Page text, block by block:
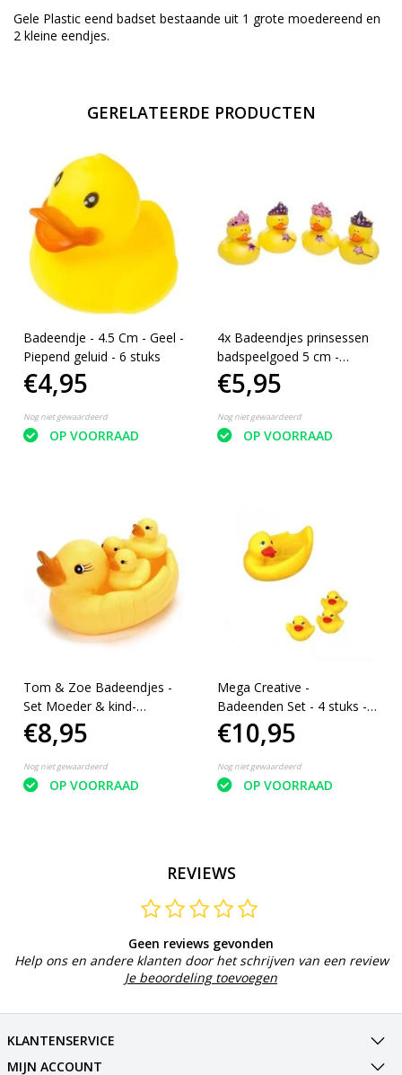
Gele Plastic eend badset bestaande uit 1 grote moedereend en
2 kleine eendjes.
GERELATEERDE PRODUCTEN
Badeendje - 4.5 Cm - Geel -
Piepend geluid - 6 stuks
€4,95
Nog niet gewaardeerd
OP VOORRAAD
4x Badeendjes prinsessen
badspeelgoed 5 cm -
Speelgoed - Badspeeltjes -
Badeendjes
€5,95
Nog niet gewaardeerd
OP VOORRAAD
Tom & Zoe Badeendjes -
Set Moeder & kind-
Badkameraccessoireset -
Drijvende Eendjes voor bad
€8,95
Nog niet gewaardeerd
OP VOORRAAD
Mega Creative -
Badeenden Set - 4 stuks -
Bad plezier
€10,95
Nog niet gewaardeerd
OP VOORRAAD
REVIEWS
Geen reviews gevonden
Help ons en andere klanten door het schrijven van een review
Je beoordeling toevoegen
KLANTENSERVICE
MIJN ACCOUNT